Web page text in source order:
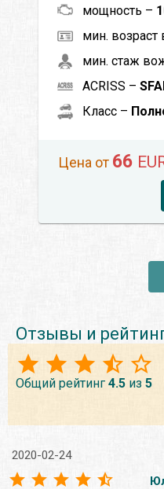
мощность –
мин. возраст
мин. стаж
ACRISS –
Класс –
Цена от 66
Отзывы и
Общий рейтинг 4.5 из 5
2020-02-24